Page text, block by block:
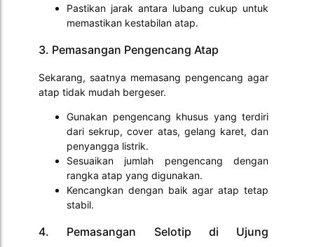
Pastikan jarak antara lubang cukup untuk
memastikan kestabilan atap.
3. Pemasangan Pengencang Atap
Sekarang, saatnya memasang pengencang agar
atap tidak mudah bergeser.
Gunakan pengencang khusus yang terdiri
dari sekrup, cover atas, gelang karet, dan
penyangga listrik.
Sesuaikan jumlah pengencang dengan
rangka atap yang digunakan.
Kencangkan dengan baik agar atap tetap
stabil.
4. Pemasangan Selotip di Ujung